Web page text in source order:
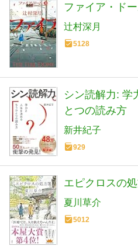
ファイア・ド
辻村深月
5128
シン読解力: 学
とつの読み方
新井紀子
929
エピクロスの
夏川草介
5012